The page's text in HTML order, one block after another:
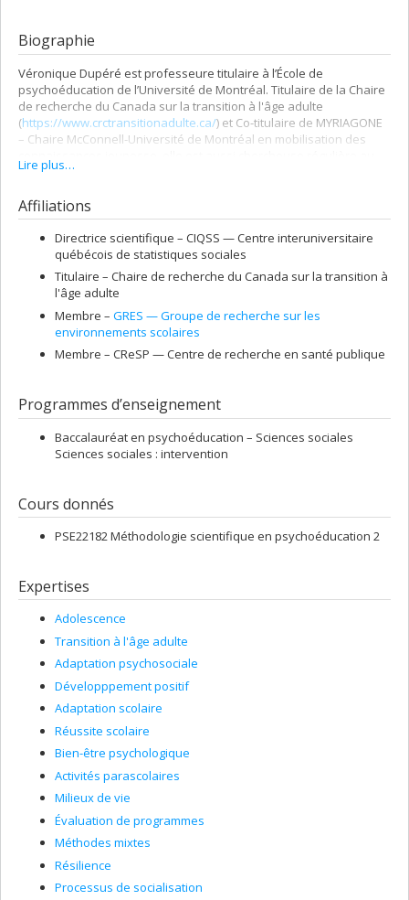
Biographie
Véronique Dupéré est professeure titulaire à l’École de
psychoéducation de l’Université de Montréal. Titulaire de la Chaire
de recherche du Canada sur la transition à l'âge adulte
(https://www.crctransitionadulte.ca/) et Co-titulaire de MYRIAGONE
– Chaire McConnell-Université de Montréal en mobilisation des
Centre de recherche en santé publique de l’Université de Montréal
sociaux du Centre-Sud-de-l’Île-de-Montréal (CCSMTL), à l’Institut
universitaire jeunes en difficultés du CCSMTL et au sein du Groupe
de recherche sur les environnements scolaires et du Groupe de
recherche Développement du plein potentiel en contextes
éducatifs.
Ancrés dans une approche axée sur les parcours de vie, ses
travaux se penchent sur les parcours scolaires, l’insertion
socioprofessionnelle et l’adaptation psychosociale,
particulièrement lors de la transition de l’adolescence à l’âge
adulte. Ils examinent cette période sous l’angle des contextes
thèmes de recherche traités dans son laboratoire incluent
notamment les évènements de vie stressants et les stresseurs
sociales, institutions d’enseignement, milieux de travail, emploi,
quartier de résidence), les différentes formes de soutien (social,
expériences d’emploi) pouvant y contribuer, ainsi que l’interface
en accordant une attention particulière aux inégalités sociales, en
Lire plus…
Affiliations
Directrice scientifique – CIQSS — Centre interuniversitaire
québécois de statistiques sociales
Titulaire – Chaire de recherche du Canada sur la transition à
l'âge adulte
Membre – GRES — Groupe de recherche sur les
environnements scolaires
Membre – CReSP — Centre de recherche en santé publique
Programmes d’enseignement
Baccalauréat en psychoéducation – Sciences sociales
Sciences sociales : intervention
Cours donnés
PSE22182 Méthodologie scientifique en psychoéducation 2
Expertises
Adolescence
Transition à l'âge adulte
Adaptation psychosociale
Développpement positif
Adaptation scolaire
Réussite scolaire
Bien-être psychologique
Activités parascolaires
Milieux de vie
Évaluation de programmes
Méthodes mixtes
Résilience
Processus de socialisation